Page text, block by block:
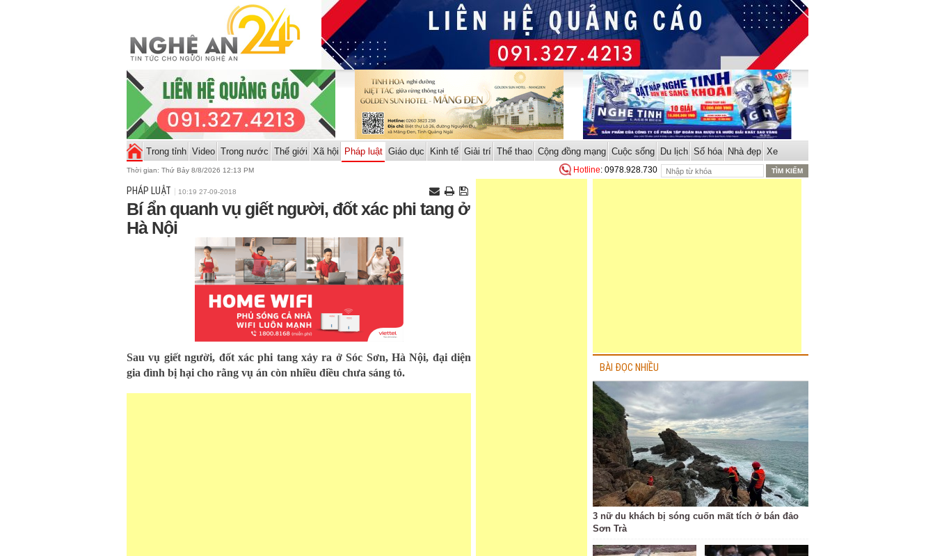
Trong tỉnh Video Trong nước Thế giới Xã hội Pháp luật Giáo dục Kinh tế Giải trí Thể thao Cộng đồng mạng Cuộc sống Du lịch Số hóa Nhà đẹp Xe
Thời gian: Thứ Bảy 8/8/2026 12:13 PM Hotline: 0978.928.730
PHÁP LUẬT 10:19 27-09-2018
Bí ẩn quanh vụ giết người, đốt xác phi tang ở
Hà Nội
Sau vụ giết người, đốt xác phi tang xảy ra ở Sóc Sơn, Hà Nội, đại diện
gia đình bị hại cho rằng vụ án còn nhiều điều chưa sáng tỏ.
BÀI ĐỌC NHIỀU
3 nữ du khách bị sóng cuốn mất tích ở bán đảo
Sơn Trà